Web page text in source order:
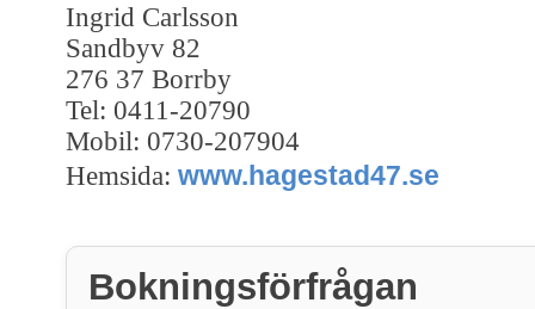
Ingrid Carlsson
Sandbyv 82
276 37 Borrby
Tel: 0411-20790
Mobil: 0730-207904
Hemsida: www.hagestad47.se
Bokningsförfrågan